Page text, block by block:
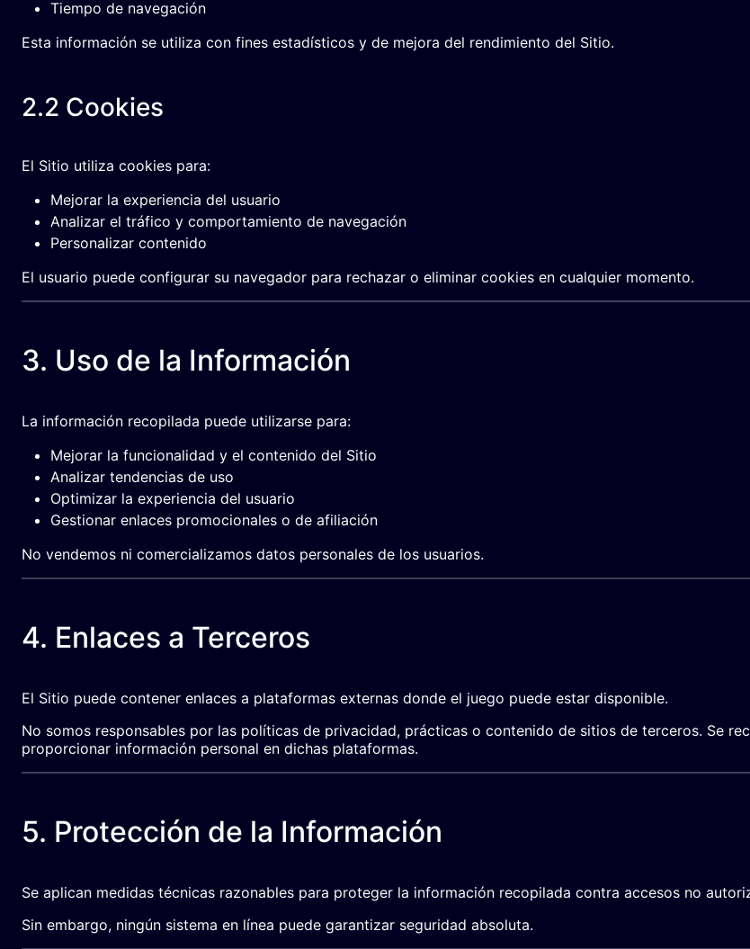
Tiempo de navegación
Esta información se utiliza con fines estadísticos y de mejora del rendimiento del Sitio.
2.2 Cookies
El Sitio utiliza cookies para:
Mejorar la experiencia del usuario
Analizar el tráfico y comportamiento de navegación
Personalizar contenido
El usuario puede configurar su navegador para rechazar o eliminar cookies en cualquier momento.
3. Uso de la Información
La información recopilada puede utilizarse para:
Mejorar la funcionalidad y el contenido del Sitio
Analizar tendencias de uso
Optimizar la experiencia del usuario
Gestionar enlaces promocionales o de afiliación
No vendemos ni comercializamos datos personales de los usuarios.
4. Enlaces a Terceros
El Sitio puede contener enlaces a plataformas externas donde el juego puede estar disponible.
No somos responsables por las políticas de privacidad, prácticas o contenido de sitios de terceros. Se
proporcionar información personal en dichas plataformas.
5. Protección de la Información
Se aplican medidas técnicas razonables para proteger la información recopilada contra accesos no
Sin embargo, ningún sistema en línea puede garantizar seguridad absoluta.